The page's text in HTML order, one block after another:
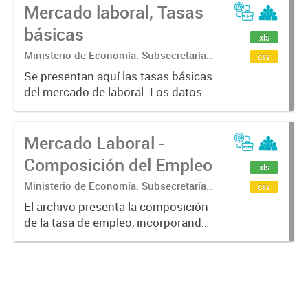
Mercado laboral, Tasas
básicas
Ministerio de Economía. Subsecretaría
de Coordinación Económica y
Estadística. Dirección Provincial de
Estadística.
Se presentan aquí las tasas básicas
del mercado de laboral. Los datos
fueron calculados en base a la
(EPH) para los 6 aglomerados
urbanos de la Provincia de
Buenos...
xls
csv
Mercado Laboral -
Composición del Empleo
Ministerio de Economía. Subsecretaría
de Coordinación Económica y
Estadística. Dirección Provincial de
Estadística.
El archivo presenta la composición
de la tasa de empleo, incorporando
información sobre las
xls
csv